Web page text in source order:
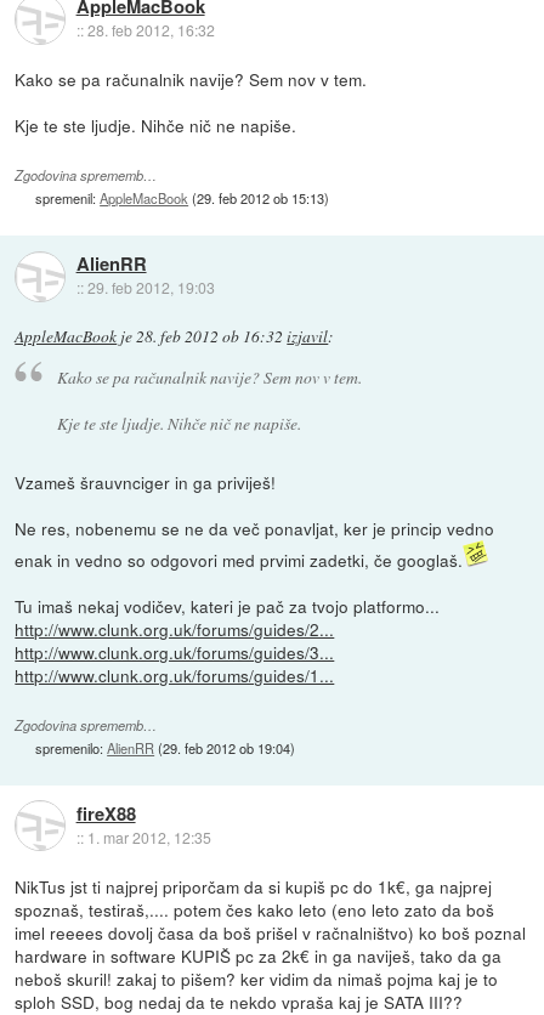
AppleMacBook
::28. feb 2012, 16:32
Kako se pa računalnik navije? Sem nov v tem.
Kje te ste ljudje. Nihče nič ne napiše.
Zgodovina sprememb…
spremenil:AppleMacBook(29. feb 2012 ob 15:13)
AlienRR
::29. feb 2012, 19:03
AppleMacBook je28. feb 2012 ob 16:32 izjavil:
Kako se pa računalnik navije? Sem nov v tem.
Kje te ste ljudje. Nihče nič ne napiše.
Vzameš šrauvnciger in ga priviješ!
Ne res, nobenemu se ne da več ponavljat, ker je princip vedno
enak in vedno so odgovori med prvimi zadetki, če googlaš.
Tu imaš nekaj vodičev, kateri je pač za tvojo platformo...
http://www.clunk.org.uk/forums/guides/2...
http://www.clunk.org.uk/forums/guides/3...
http://www.clunk.org.uk/forums/guides/1...
Zgodovina sprememb…
spremenilo:AlienRR (29. feb 2012 ob 19:04)
fireX88
:: 1. mar 2012, 12:35
NikTus jst ti najprej priporčam da si kupiš pc do 1k€, ga najprej
spoznaš, testiraš,.... potem čes kako leto (eno leto zato da boš
imel reeees dovolj časa da boš prišel v račnalništvo) ko boš poznal
hardware in software KUPIŠ pc za 2k€ in ga naviješ, tako da ga
neboš skuril! zakaj to pišem? ker vidim da nimaš pojma kaj je to
sploh SSD, bog nedaj da te nekdo vpraša kaj je SATA III??